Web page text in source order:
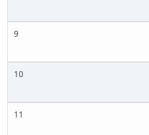
9
10
11